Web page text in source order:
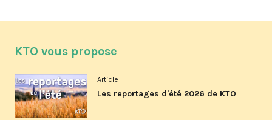
KTO vous propose
Article
Les reportages d'été 2026 de KTO